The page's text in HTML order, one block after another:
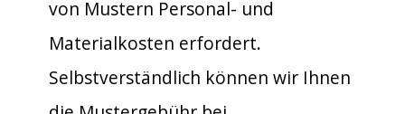
von Mustern Personal- und
Materialkosten erfordert.
Selbstverständlich können wir Ihnen